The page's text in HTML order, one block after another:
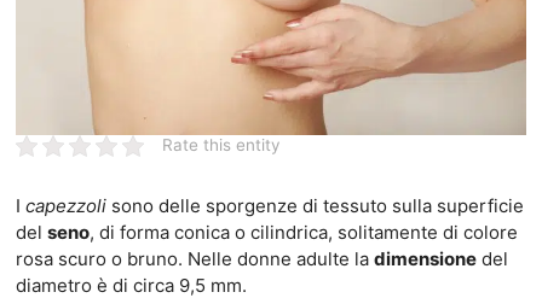
Rate this entity
I capezzolisono delle sporgenze di tessuto sulla superficie
del seno, di forma conica o cilindrica, solitamente di colore
rosa scuro o bruno. Nelle donne adulte la dimensionedel
diametro è di circa 9,5 mm.